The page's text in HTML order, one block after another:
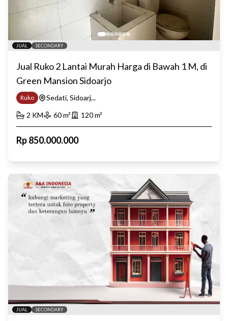
JUAL SECONDARY
Jual Ruko 2 Lantai Murah Harga di Bawah 1 M, di
Green Mansion Sidoarjo
Ruko
Sedati, Sidoarj...
2 KM 60m² 120m²
Rp850.000.000
JUAL SECONDARY